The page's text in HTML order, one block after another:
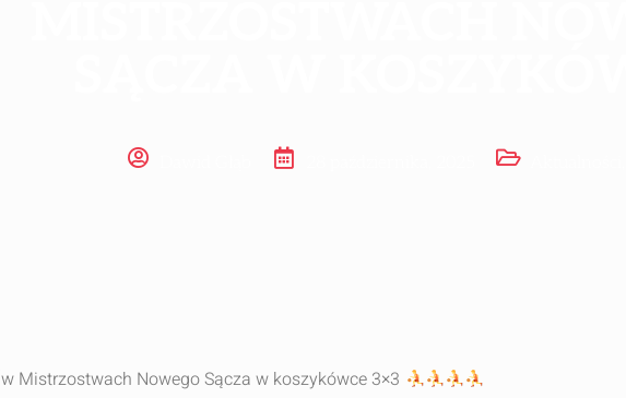
w Mistrzostwach Nowego Sącza w koszykówce 3×3